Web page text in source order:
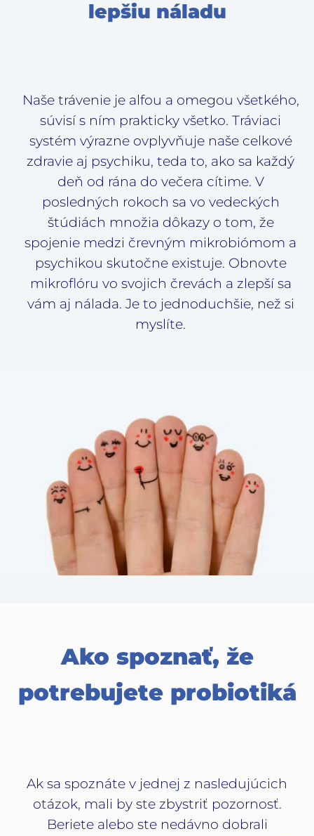
lepšiu náladu
Naše trávenie je alfou a omegou všetkého,
súvisí s ním prakticky všetko. Tráviaci
systém výrazne ovplyvňuje naše celkové
zdravie aj psychiku, teda to, ako sa každý
deň od rána do večera cítime. V
posledných rokoch sa vo vedeckých
štúdiách množia dôkazy o tom, že
spojenie medzi črevným mikrobiómom a
psychikou skutočne existuje. Obnovte
mikroflóru vo svojich črevách a zlepší sa
vám aj nálada. Je to jednoduchšie, než si
myslíte.
Ako spoznať, že
potrebujete probiotiká
Ak sa spoznáte v jednej z nasledujúcich
otázok, mali by ste zbystriť pozornosť.
Beriete alebo ste nedávno dobrali